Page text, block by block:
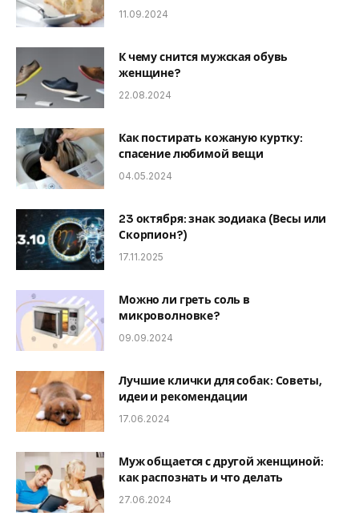
11.09.2024
К чему снится мужская обувь
женщине?
22.08.2024
Как постирать кожаную куртку:
спасение любимой вещи
04.05.2024
23 октября: знак зодиака (Весы или
Скорпион?)
17.11.2025
Можно ли греть соль в
микроволновке?
09.09.2024
Лучшие клички для собак: Советы,
идеи и рекомендации
17.06.2024
Муж общается с другой женщиной:
как распознать и что делать
27.06.2024